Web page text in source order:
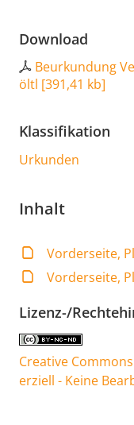
Download
Beurkundung
öltl [391,41 kb]
Klassifikation
Urkunden
Inhalt
Vorderseite,
Vorderseite,
Lizenz-/
Creative
erziell - Keine